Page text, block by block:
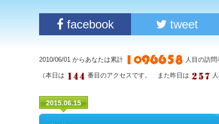
facebook tweet
2010/06/01 からあなたは累計 人目の訪
（本日は 番目のアクセスです。 また昨日は
2015.06.15